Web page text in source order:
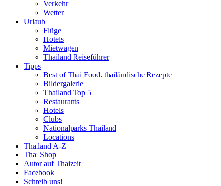
Verkehr
Wetter
Urlaub
Flüge
Hotels
Mietwagen
Thailand Reiseführer
Tipps
Best of Thai Food: thailändische Rezepte
Bildergalerie
Thailand Top 5
Restaurants
Hotels
Clubs
Nationalparks Thailand
Locations
Thailand A-Z
Thai Shop
Autor auf Thaizeit
Facebook
Schreib uns!